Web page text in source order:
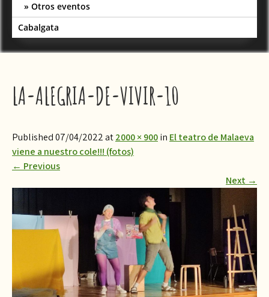
Otros eventos
Cabalgata
LA-ALEGRIA-DE-VIVIR-10
Published 07/04/2022 at2000 × 900in El teatro de Malaeva
viene a nuestro cole!!! (fotos)
← Previous
Next →